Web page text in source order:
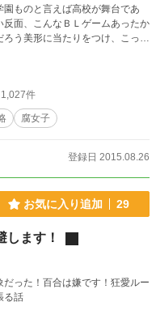
ものと言えば高校が舞台であ
面、こんなＢＬゲームあったか
う美形に当たりをつけ、こっそ
件
腐女子
登録日 2015.08.26
お気に入り追加 29
します！
った！百合は嫌です！狂愛ルー
る話